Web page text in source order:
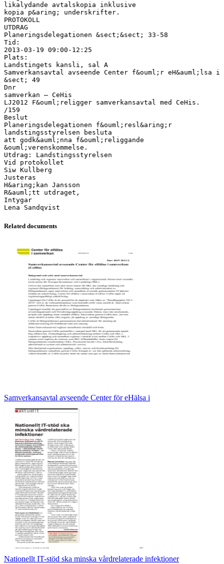
Related documents
Samverkansavtal avseende Center för eHälsa i
Nationellt IT-stöd ska minska vårdrelaterade infektioner